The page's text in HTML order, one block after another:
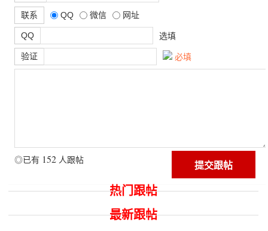
联系 QQ 微信 网址
QQ 选填
验证 必填
◎已有 152 人跟帖
热门跟帖
最新跟帖